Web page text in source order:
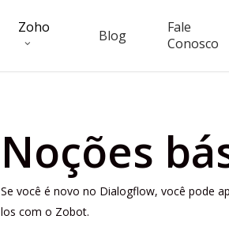
Zoho Blog
Fale
Conosco
Noções
Se você é novo no Dialogflow, você pode
los com o Zobot.